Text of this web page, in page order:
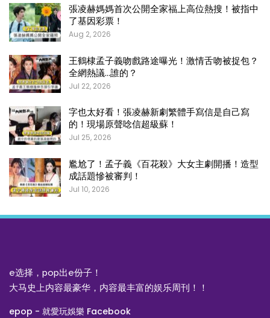
張凌赫媽媽首次公開全家福上高位熱搜！被指中
了基因彩票！
Aug 2, 2026
王鶴棣孟子義吻戲路途曝光！激情舌吻被捉包？
全網熱議…誰的？
Jul 22, 2026
字也太好看！張凌赫新劇繁體手寫信是自己寫
的！現場原聲唸信超級蘇！
Jul 25, 2026
尷尬了！孟子義《百花殺》大女主劇開播！造型
成話題慘被審判！
Jul 10, 2026
e选择，pop出e份子！
大马史上内容最豪华，内容最丰富的娱乐周刊！！
epop - 就愛玩娛樂 Facebook